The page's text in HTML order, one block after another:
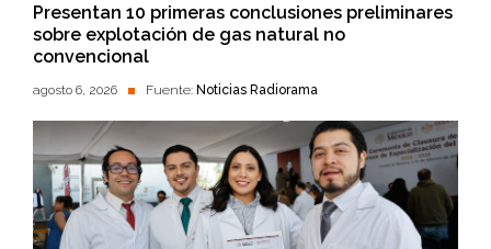
Presentan 10 primeras conclusiones preliminares
sobre explotación de gas natural no
convencional
agosto 6, 2026 Fuente: Noticias Radiorama